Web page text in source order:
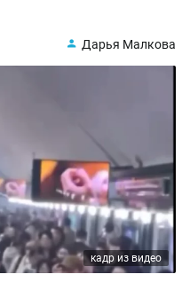
Дарья Малкова
кадр из видео